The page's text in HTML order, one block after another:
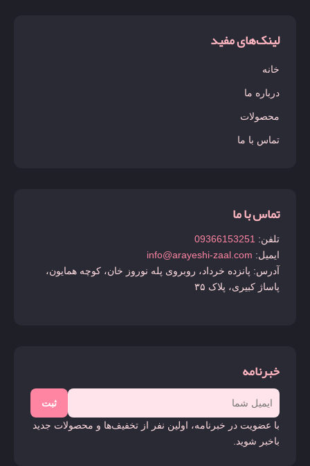
لینک‌های مفید
خانه
درباره ما
محصولات
تماس با ما
تماس با ما
تلفن: 09366153251
ایمیل: info@arayeshi-zaal.com
آدرس: پانزده خرداد، روبروی پله نوروز خان، کوچه همایون،
پاساژ کبیری، پلاک ۳۵
خبرنامه
ثبت
با عضویت در خبرنامه، اولین نفر از تخفیف‌ها و محصولات جدید
باخبر شوید.